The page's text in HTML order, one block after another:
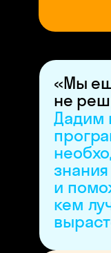
«Мы
не
Дадим
и
кем